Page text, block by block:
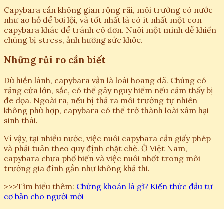
Capybara cần không gian rộng rãi, môi trường có nước
như ao hồ để bơi lội, và tốt nhất là có ít nhất một con
capybara khác để tránh cô đơn. Nuôi một mình dễ khiến
chúng bị stress, ảnh hưởng sức khỏe.
Những rủi ro cần biết
Dù hiền lành, capybara vẫn là loài hoang dã. Chúng có
răng cửa lớn, sắc, có thể gây nguy hiểm nếu cảm thấy bị
đe dọa. Ngoài ra, nếu bị thả ra môi trường tự nhiên
không phù hợp, capybara có thể trở thành loài xâm hại
sinh thái.
Vì vậy, tại nhiều nước, việc nuôi capybara cần giấy phép
và phải tuân theo quy định chặt chẽ. Ở Việt Nam,
capybara chưa phổ biến và việc nuôi nhốt trong môi
trường gia đình gần như không khả thi.
>>>Tìm hiểu thêm: Chứng khoán là gì? Kiến thức đầu tư
cơ bản cho người mới